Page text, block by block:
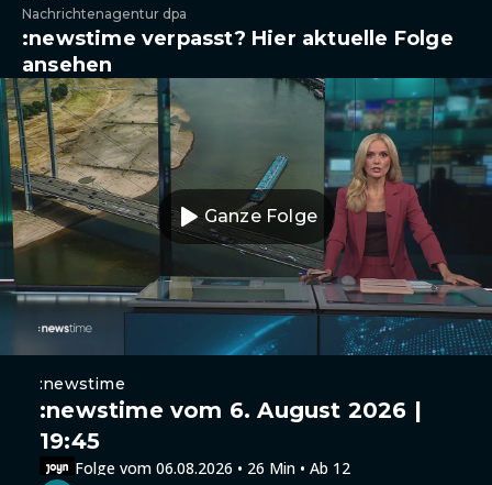
Nachrichtenagentur dpa
:newstime verpasst? Hier aktuelle Folge
ansehen
Ganze Folge
:newstime
:newstime vom 6. August 2026 |
19:45
Folge vom 06.08.2026 • 26 Min • Ab 12